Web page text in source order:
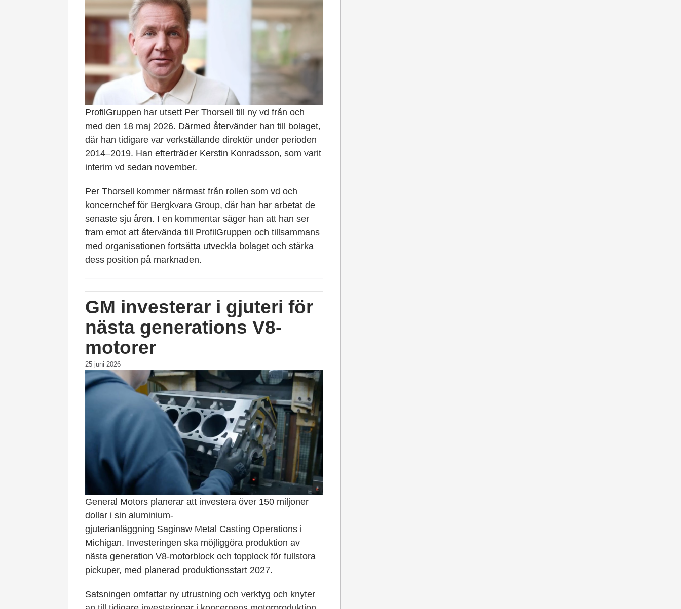
ProfilGruppen har utsett Per Thorsell till ny vd från och
med den 18 maj 2026. Därmed återvänder han till bolaget,
där han tidigare var verkställande direktör under perioden
2014–2019. Han efterträder Kerstin Konradsson, som varit
interim vd sedan november.
Per Thorsell kommer närmast från rollen som vd och
koncernchef för Bergkvara Group, där han har arbetat de
senaste sju åren. I en kommentar säger han att han ser
fram emot att återvända till ProfilGruppen och tillsammans
med organisationen fortsätta utveckla bolaget och stärka
dess position på marknaden.
GM investerar i gjuteri för
nästa generations V8-
motorer
25 juni 2026
General Motors planerar att investera över 150 miljoner
dollar i sin aluminium-
gjuterianläggning Saginaw Metal Casting Operations i
Michigan. Investeringen ska möjliggöra produktion av
nästa generation V8-motorblock och topplock för fullstora
pickuper, med planerad produktionsstart 2027.
Satsningen omfattar ny utrustning och verktyg och knyter